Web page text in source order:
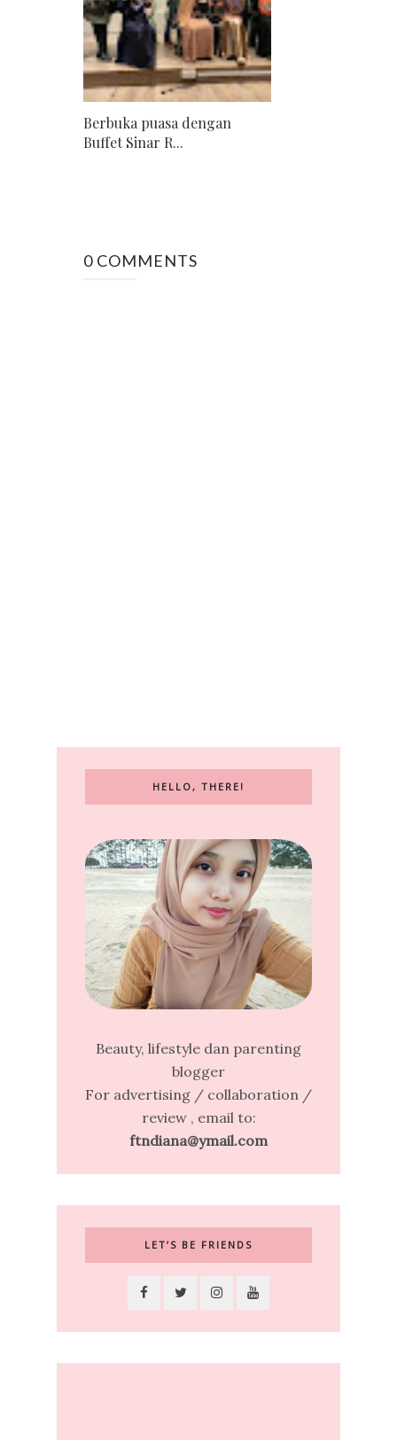
Berbuka puasa dengan
Buffet Sinar R...
0 COMMENTS
HELLO, THERE!
Beauty, lifestyle dan parenting
blogger
For advertising / collaboration /
review , email to:
ftndiana@ymail.com
LET’S BE FRIENDS